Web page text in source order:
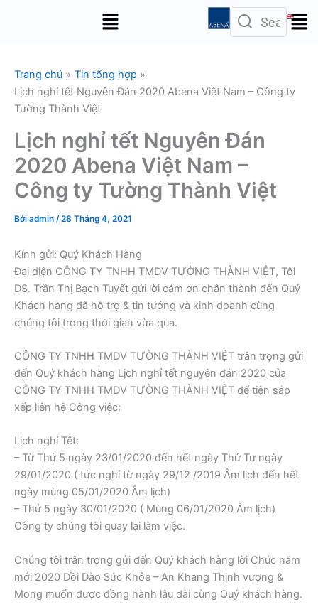
Menu
Trang chủ
Tin tổng hợp
Lịch nghỉ tết Nguyên Đán 2020 Abena Việt Nam – Công ty
Tường Thành Việt
Lịch nghỉ tết Nguyên Đán
2020 Abena Việt Nam –
Công ty Tường Thành Việt
Bởi admin /28 Tháng 4, 2021
Kính gửi: Quý Khách Hàng
Đại diện CÔNG TY TNHH TMDV TƯỜNG THÀNH VIỆT, Tôi
DS. Trần Thị Bạch Tuyết gửi lời cám ơn chân thành đến Quý
Khách hàng đã hỗ trợ & tin tưởng và kinh doanh cùng
chúng tôi trong thời gian vừa qua.
CÔNG TY TNHH TMDV TƯỜNG THÀNH VIỆT trân trọng gửi
đến Quý khách hàng Lịch nghỉ tết nguyên đán 2020 của
CÔNG TY TNHH TMDV TƯỜNG THÀNH VIỆT để tiện sắp
xếp liên hệ Công việc:
Lịch nghỉ Tết:
– Từ Thứ 5 ngày 23/01/2020 đến hết ngày Thứ Tư ngày
29/01/2020 ( tức nghỉ từ ngày 29/12 /2019 Âm lịch đến hết
ngày mùng 05/01/2020 Âm lịch)
– Thứ 5 ngày 30/01/2020 ( Mùng 06/01/2020 Âm lịch)
Công ty chúng tôi quay lại làm việc.
Chúng tôi trân trọng gửi đến Quý khách hàng lời Chúc năm
mới 2020 Dồi Dào Sức Khỏe – An Khang Thịnh vượng &
Mong muốn được đồng hành lâu dài cùng Quý khách hàng.